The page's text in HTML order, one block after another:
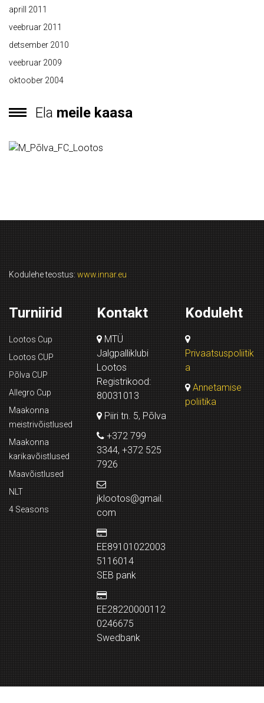
aprill 2011
veebruar 2011
detsember 2010
veebruar 2009
oktoober 2004
Ela meile kaasa
Kodulehe teostus: www.innar.eu
Turniirid
Lootos Cup
Lootos CUP
Põlva CUP
Allegro Cup
Maakonna
meistrivõistlused
Maakonna
karikavõistlused
Maavõistlused
NLT
4 Seasons
Kontakt
MTÜ
Jalgpalliklubi
Lootos
Registrikood:
80031013
Piiri tn. 5, Põlva
+372 799
3344, +372 525
7926
jklootos@gmail.
com
EE89101022003
5116014
SEB pank
EE28220000112
0246675
Swedbank
Koduleht
Privaatsuspoliitik
a
Annetamise
poliitika